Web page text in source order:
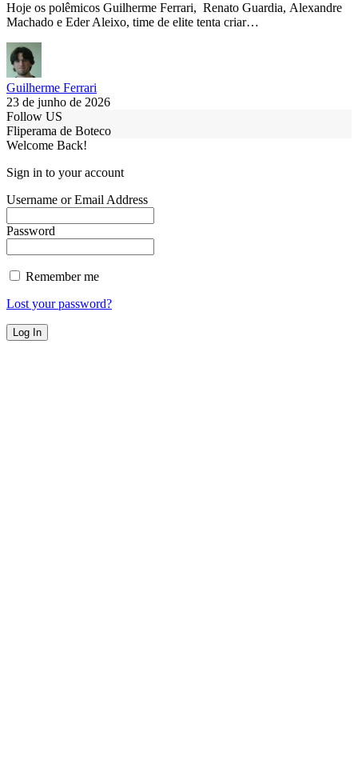
Hoje os polêmicos Guilherme Ferrari, Renato Guardia, Alexandre
Machado e Eder Aleixo, time de elite tenta criar…
Guilherme Ferrari
23 de junho de 2026
Follow US
Fliperama de Boteco
Welcome Back!
Sign in to your account
Username or Email Address
Password
Remember me
Lost your password?